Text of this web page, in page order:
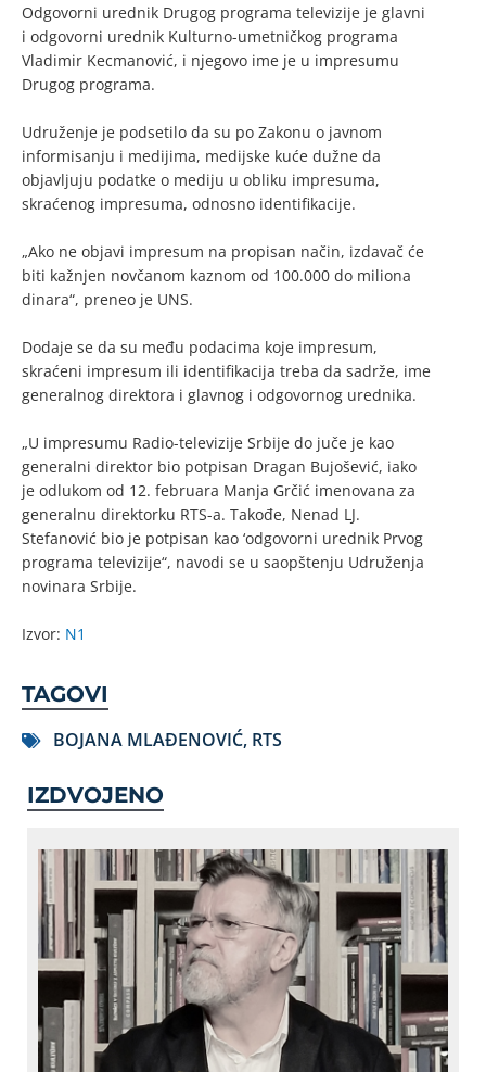
Odgovorni urednik Drugog programa televizije je glavni
i odgovorni urednik Kulturno-umetničkog programa
Vladimir Kecmanović, i njegovo ime je u impresumu
Drugog programa.
Udruženje je podsetilo da su po Zakonu o javnom
informisanju i medijima, medijske kuće dužne da
objavljuju podatke o mediju u obliku impresuma,
skraćenog impresuma, odnosno identifikacije.
„Ako ne objavi impresum na propisan način, izdavač će
biti kažnjen novčanom kaznom od 100.000 do miliona
dinara“, preneo je UNS.
Dodaje se da su među podacima koje impresum,
skraćeni impresum ili identifikacija treba da sadrže, ime
generalnog direktora i glavnog i odgovornog urednika.
„U impresumu Radio-televizije Srbije do juče je kao
generalni direktor bio potpisan Dragan Bujošević, iako
je odlukom od 12. februara Manja Grčić imenovana za
generalnu direktorku RTS-a. Takođe, Nenad LJ.
Stefanović bio je potpisan kao ‘odgovorni urednik Prvog
programa televizije“, navodi se u saopštenju Udruženja
novinara Srbije.
Izvor: N1
TAGOVI
BOJANA MLAĐENOVIĆ, RTS
IZDVOJENO